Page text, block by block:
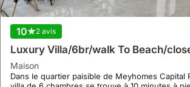
10 2 avis
Luxury Villa/6br/walk To Beach/
maison
Dans le quartier paisible de Meyhomes Capital